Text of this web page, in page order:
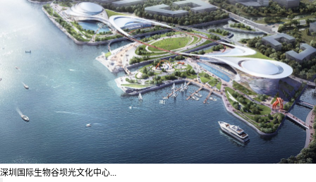
深圳国际生物谷坝光文化中心...